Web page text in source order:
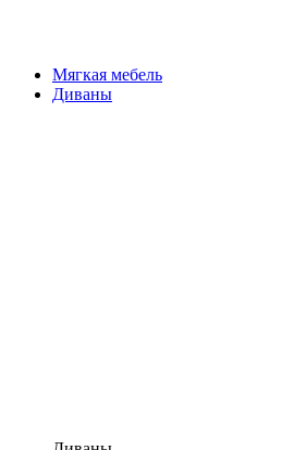
Мягкая мебель
Диваны